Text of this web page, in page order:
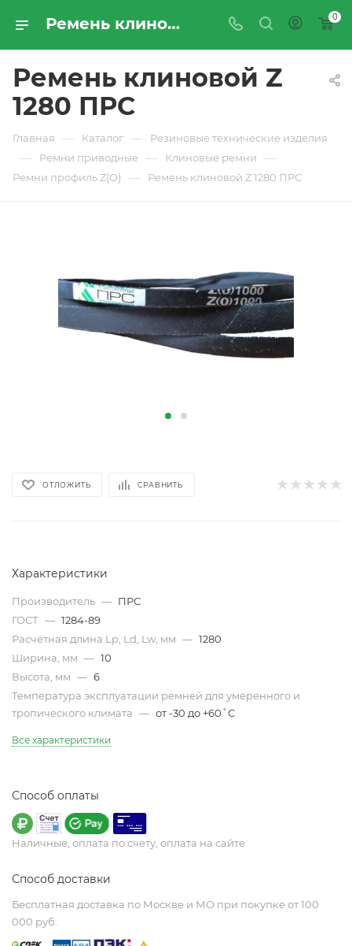
Ремень клиновой Z 1280 ПРС - купить по цене производителя с доставкой по Москве и России | ПРОМРЕСУРССЕРВИС 0
Ремень клиновой Z
1280 ПРС
Главная — Каталог — Резиновые технические изделия
— Ремни приводные — Клиновые ремни —
Ремни профиль Z(O) — Ремень клиновой Z 1280 ПРС
ОТЛОЖИТЬ СРАВНИТЬ
Характеристики
Производитель — ПРС
ГОСТ — 1284-89
Расчётная длина Lp, Ld, Lw, мм — 1280
Ширина, мм — 10
Высота, мм — 6
Температура эксплуатации ремней для умеренного и
тропического климата — от -30 до +60˚C
Все характеристики
Способ оплаты
Наличные, оплата по счету, оплата на сайте
Способ доставки
Бесплатная доставка по Москве и МО при покупке от 100
000 руб.